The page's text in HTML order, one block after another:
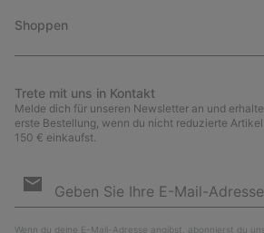
Shoppen
Trete mit uns in Kontakt
Melde dich für unseren Newsletter an und
erste Bestellung, wenn du nicht reduzierte
150 € einkaufst.
Anmeldung
Wenn du deine E-Mail-Adresse angibst, abonnierst du